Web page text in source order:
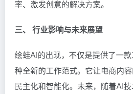
率、激发创意的解决方案。
三、 行业影响与未来展望
绘蛙AI的出现，不仅是提供了一
种全新的工作范式。它让电商内
民主化和智能化。未来，随着AI技